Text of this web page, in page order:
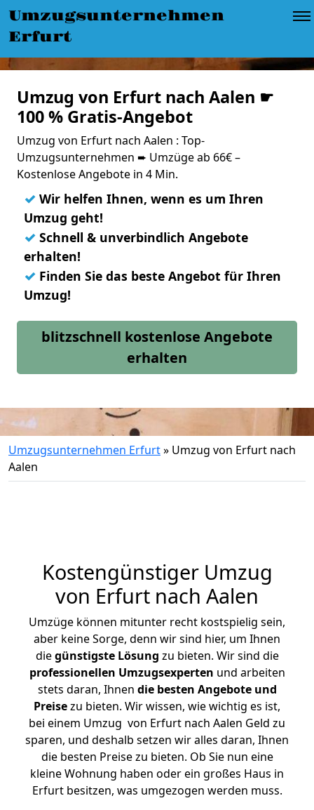
Umzugsunternehmen
Erfurt
Umzug von Erfurt nach Aalen ☛
100 % Gratis-Angebot
Umzug von Erfurt nach Aalen : Top-
Umzugsunternehmen ➨ Umzüge ab 66€ –
Kostenlose Angebote in 4 Min.
✓ Wir helfen Ihnen, wenn es um Ihren
Umzug geht!
✓ Schnell & unverbindlich Angebote
erhalten!
✓ Finden Sie das beste Angebot für Ihren
Umzug!
blitzschnell kostenlose Angebote
erhalten
Umzugsunternehmen Erfurt» Umzug von Erfurt nach
Aalen
Kostengünstiger Umzug
von Erfurt nach Aalen
Umzüge können mitunter recht kostspielig sein,
aber keine Sorge, denn wir sind hier, um Ihnen
diegünstigste Lösung zu bieten. Wir sind die
professionellen Umzugsexperten und arbeiten
stets daran, Ihnen die besten Angebote und
Preisezu bieten. Wir wissen, wie wichtig es ist,
bei einem Umzug von Erfurt nach Aalen Geld zu
sparen, und deshalb setzen wir alles daran, Ihnen
die besten Preise zu bieten. Ob Sie nun eine
kleine Wohnung haben oder ein großes Haus in
Erfurt besitzen, was umgezogen werden muss.